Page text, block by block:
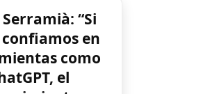
“Si
en
como
el